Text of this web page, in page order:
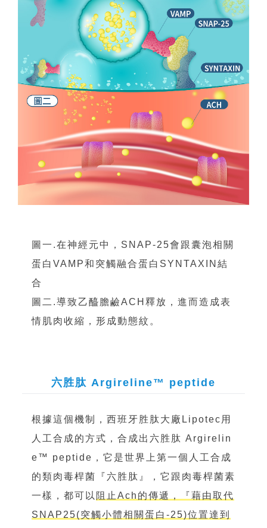
圖一.在神經元中，SNAP-25會跟囊泡相關
蛋白VAMP和突觸融合蛋白SYNTAXIN結
合
圖二.導致乙醯膽鹼ACH釋放，進而造成表
情肌肉收縮，形成動態紋。
六胜肽 Argireline™ peptide
根據這個機制，西班牙胜肽大廠Lipotec用
人工合成的方式，合成出六胜肽 Argirelin
e™ peptide，它是世界上第一個人工合成
的類肉毒桿菌『六胜肽』，它跟肉毒桿菌素
一樣，都可以 阻止Ach的傳遞，『藉由取代
SNAP25(突觸小體相關蛋白-25)位置達到